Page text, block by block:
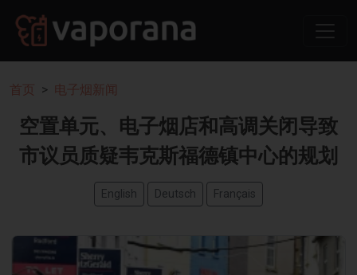
首页 电子烟新闻
空置单元、电子烟店和高调关闭导致
市议员质疑韦克斯福德镇中心的规划
English Deutsch Français